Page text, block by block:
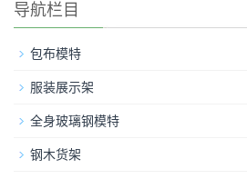
导航栏目
包布模特
服装展示架
全身玻璃钢模特
钢木货架